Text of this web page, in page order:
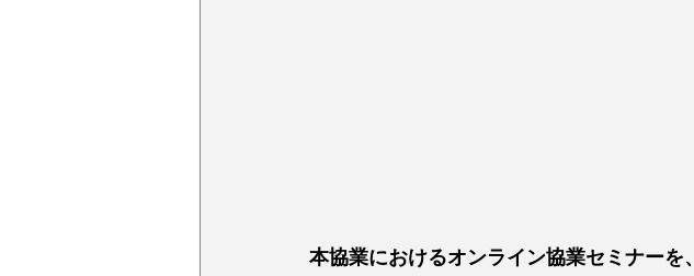
本協業におけるオンライン協業セミナーを、